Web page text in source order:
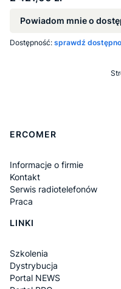
Powiadom mnie o
Dostępność: sprawdź
Linki w stopce
ERCOMER
Informacje o firmie
Kontakt
Serwis radiotelefonów
Praca
LINKI
Szkolenia
Dystrybucja
Portal NEWS